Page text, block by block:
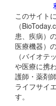
このサイト
（
患、疾病）
医療機器）
（バイオ
や医療に携
護師・薬剤
ライフサイ
す。